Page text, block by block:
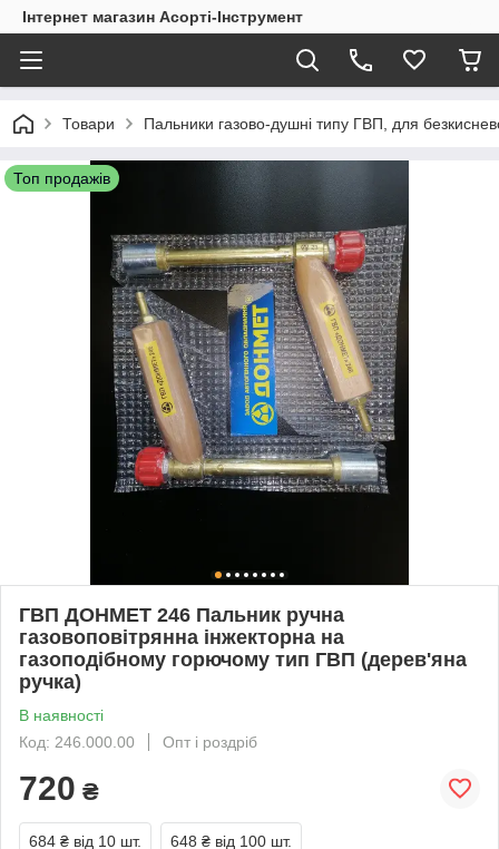
Інтернет магазин Асорті-Інструмент
Товари Пальники газово-душні типу ГВП, для
Топ продажів
ГВП ДОНМЕТ 246 Пальник ручна
газовоповітрянна інжекторна на
газоподібному горючому тип ГВП (дерев'яна
ручка)
В наявності
Код: 246.000.00
Опт і роздріб
720 ₴
684 ₴ від 10 шт. 648 ₴ від 100 шт.